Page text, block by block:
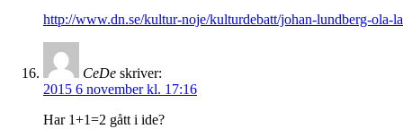
http://www.dn.se/kultur-noje/kulturdebatt/johan-lundberg-ola-
CeDe skriver:
2015 6 november kl. 17:16
Har 1+1=2 gått i ide?